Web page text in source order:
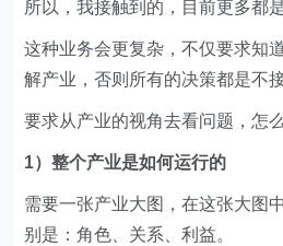
所以，我接触到的，目前更多都
这种业务会更复杂，不仅要求知
解产业，否则所有的决策都是不
要求从产业的视角去看问题，怎
1）整个产业是如何运行的
需要一张产业大图，在这张大图
别是：角色、关系、利益。